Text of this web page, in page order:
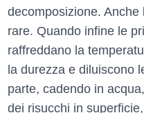
decomposizione.
rare. Quando infine le
raffreddano la
la durezza e diluiscono
parte, cadendo in
dei risucchi in